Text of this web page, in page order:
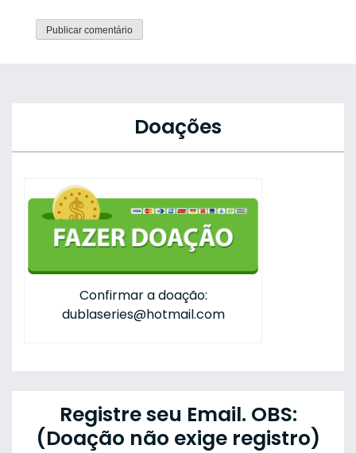
Doações
Confirmar a doação:
dublaseries@hotmail.com
Registre seu Email. OBS:
(Doação não exige registro)